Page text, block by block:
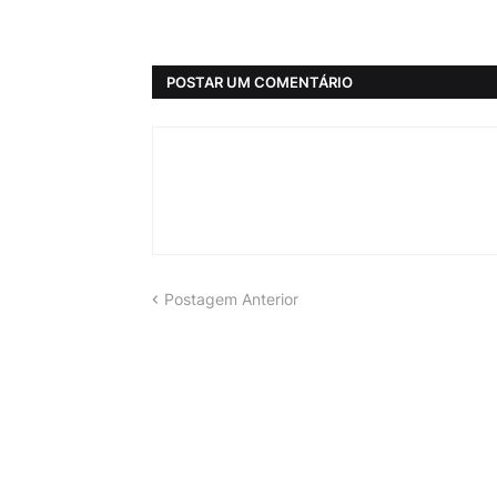
POSTAR UM COMENTÁRIO
Postagem Anterior